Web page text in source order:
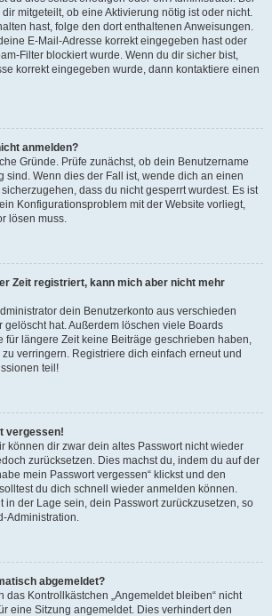
mitgeteilt, ob eine Aktivierung nötig ist oder nicht.
hast, folge den dort enthaltenen Anweisungen.
E-Mail-Adresse korrekt eingegeben hast oder
Filter blockiert wurde. Wenn du dir sicher bist,
korrekt eingegeben wurde, dann kontaktiere einen
anmelden?
Gründe. Prüfe zunächst, ob dein Benutzername
sind. Wenn dies der Fall ist, wende dich an einen
dass du nicht gesperrt wurdest. Es ist
Konfigurationsproblem mit der Website vorliegt,
lösen muss.
Zeit registriert, kann mich aber nicht mehr
dein Benutzerkonto aus verschieden
gelöscht hat. Außerdem löschen viele Boards
für längere Zeit keine Beiträge geschrieben haben,
verringern. Registriere dich einfach erneut und
teil!
vergessen!
können dir zwar dein altes Passwort nicht wieder
zurücksetzen. Dies machst du, indem du auf der
mein Passwort vergessen“ klickst und den
du dich schnell wieder anmelden können.
in der Lage sein, dein Passwort zurückzusetzen, so
Administration.
abgemeldet?
das Kontrollkästchen „Angemeldet bleiben“ nicht
eine Sitzung angemeldet. Dies verhindert den